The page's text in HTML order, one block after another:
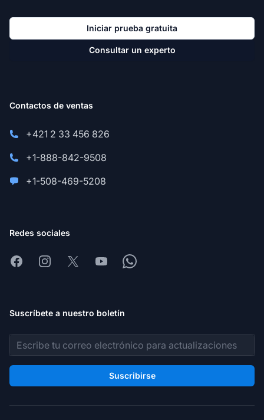
Iniciar prueba gratuita
Consultar un experto
Contactos de ventas
+421 2 33 456 826
+1-888-842-9508
+1-508-469-5208
Redes sociales
FacebookInstagram
X YoutubeWhatsapp
Suscríbete a nuestro boletín
Dirección de correo electrónico
Suscribirse